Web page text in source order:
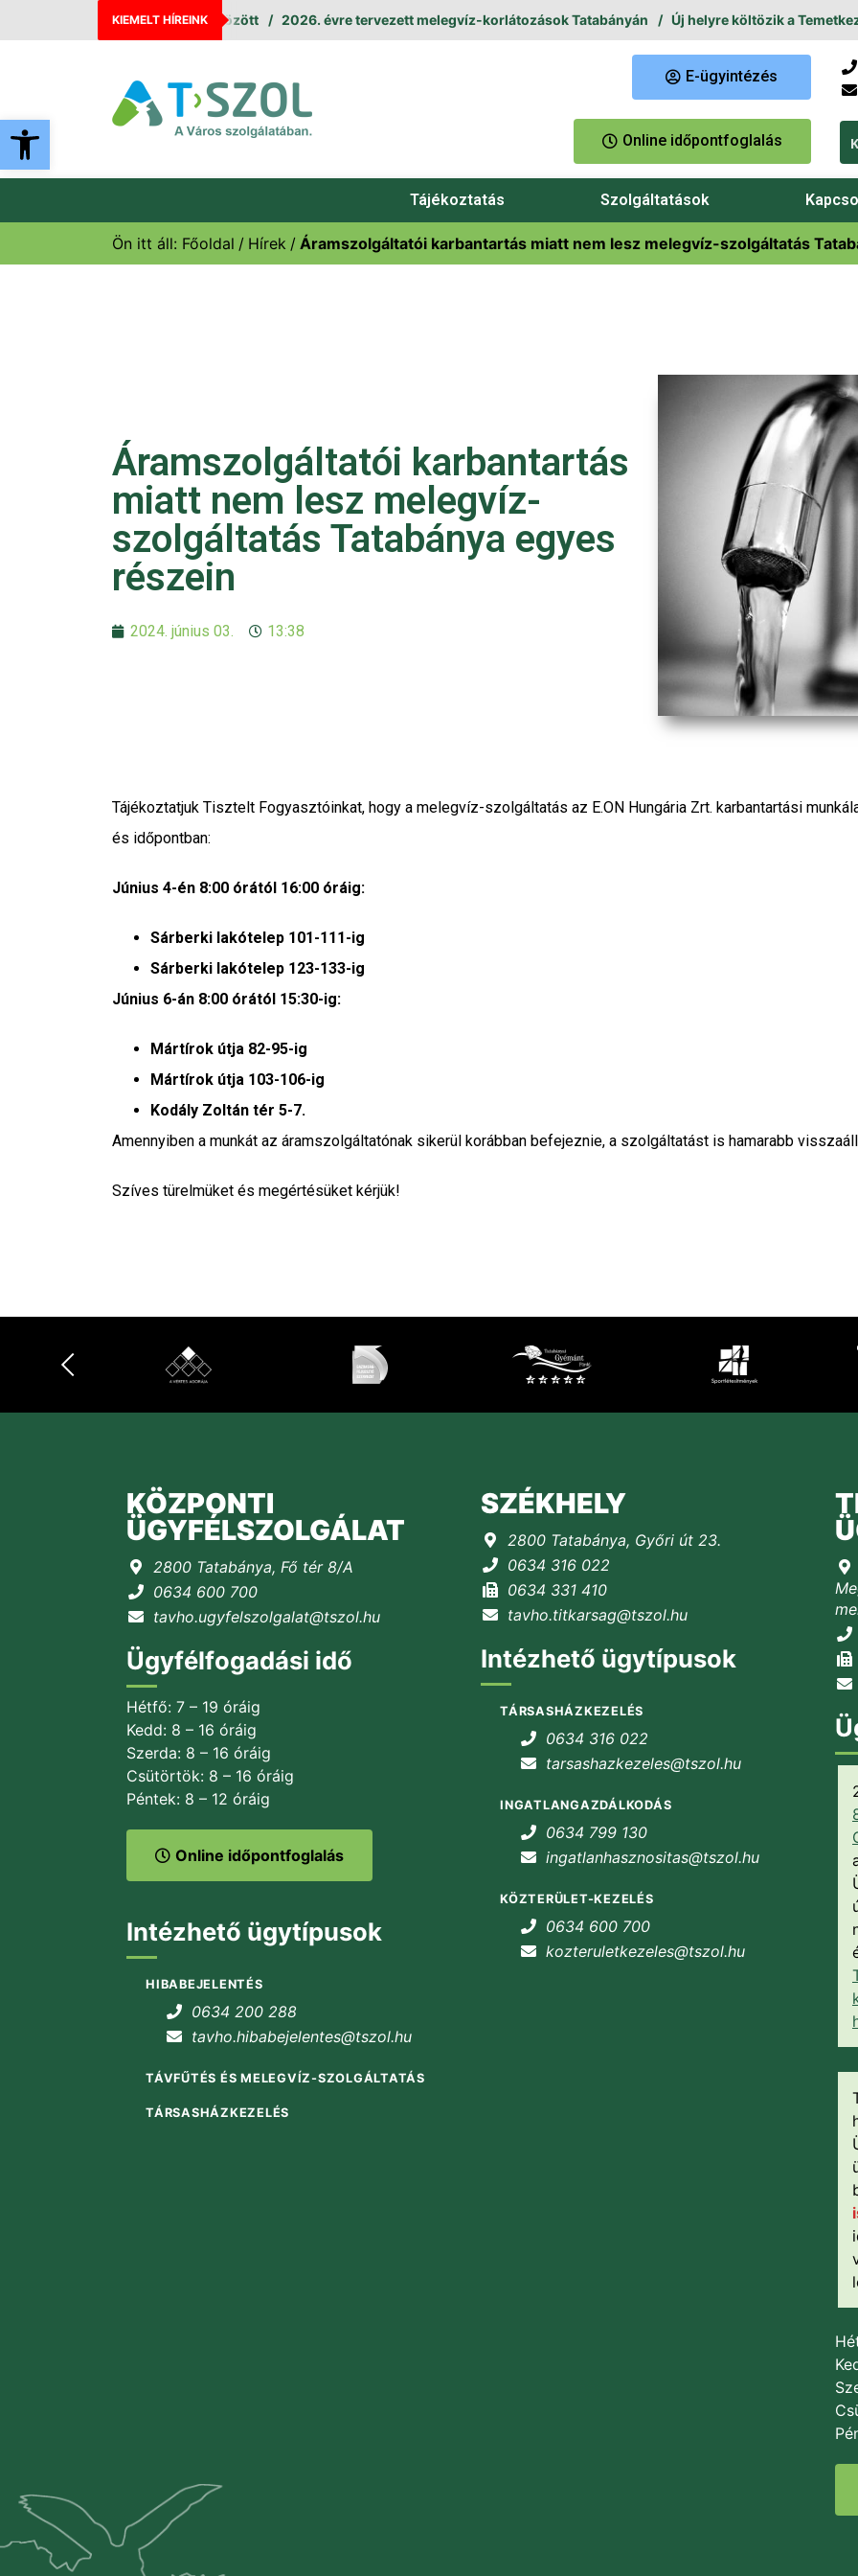
Eszköztár megnyitása
KIEMELT HÍREINK
leállás augusztus 11. és 12. között 2026. évre tervezett melegvíz-korlátozások Tatabányán Új helyre költözik a Temetkezési
E-ügyintézés
Online időpontfoglalás
Tájékoztatás Szolgáltatások
Ön itt áll: Főoldal Hírek Áramszolgáltatói karbantartás miatt nem lesz melegvíz-szolgáltatás
Áramszolgáltatói karbantartás
miatt nem lesz melegvíz-
szolgáltatás Tatabánya egyes
részein
2024. június 03. 13:38
Tájékoztatjuk Tisztelt Fogyasztóinkat, hogy a melegvíz-szolgáltatás az E.ON Hungária Zrt. karbantartási
és időpontban:
Június 4-én 8:00 órától 16:00 óráig:
Sárberki lakótelep 101-111-ig
Sárberki lakótelep 123-133-ig
Június 6-án 8:00 órától 15:30-ig:
Mártírok útja 82-95-ig
Mártírok útja 103-106-ig
Kodály Zoltán tér 5-7.
Amennyiben a munkát az áramszolgáltatónak sikerül korábban befejeznie, a szolgáltatást is hamarabb
Szíves türelmüket és megértésüket kérjük!
KÖZPONTI
ÜGYFÉLSZOLGÁLAT
2800 Tatabánya, Fő tér 8/A
0634 600 700
tavho.ugyfelszolgalat@tszol.hu
Ügyfélfogadási idő
Hétfő: 7 – 19 óráig
Kedd: 8 – 16 óráig
Szerda: 8 – 16 óráig
Csütörtök: 8 – 16 óráig
Péntek: 8 – 12 óráig
Online időpontfoglalás
Intézhető ügytípusok
HIBABEJELENTÉS
0634 200 288
tavho.hibabejelentes@tszol.hu
TÁVFŰTÉS ÉS MELEGVÍZ-SZOLGÁLTATÁS
TÁRSASHÁZKEZELÉS
SZÉKHELY
2800 Tatabánya, Győri út 23.
0634 316 022
0634 331 410
tavho.titkarsag@tszol.hu
Intézhető ügytípusok
TÁRSASHÁZKEZELÉS
0634 316 022
tarsashazkezeles@tszol.hu
INGATLANGAZDÁLKODÁS
0634 799 130
ingatlanhasznositas@tszol.hu
KÖZTERÜLET-KEZELÉS
0634 600 700
kozteruletkezeles@tszol.hu